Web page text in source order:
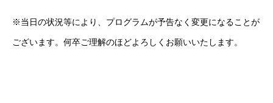
※当日の状況等により、プログラムが予告なく変更になることが
ございます。何卒ご理解のほどよろしくお願いいたします。